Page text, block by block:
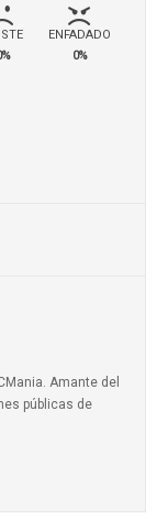
ENFADADO
0%
Amante del
públicas de